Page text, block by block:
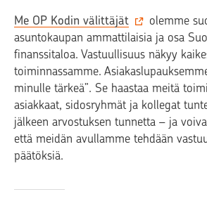
Me OP Kodin välittäjät
olemme
asuntokaupan ammattilaisia ja osa
finanssitaloa. Vastuullisuus näkyy
toiminnassamme.
minulle tärkeä”. Se haastaa meitä
asiakkaat, sidosryhmät ja kollegat
jälkeen arvostuksen tunnetta – ja
että meidän avullamme tehdään
päätöksiä.